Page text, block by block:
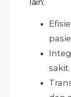
lain:
sakit.